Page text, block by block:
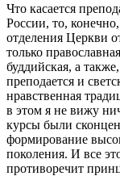
Что касается
России, то,
отделения Церкви
только
буддийская, а
преподается и
нравственная
в этом я не вижу
курсы были
формирование
поколения. И все
противоречит